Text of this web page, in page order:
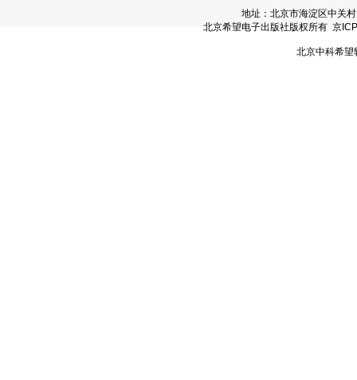
地址：北京市海淀区中关
北京希望电子出版社版权所有 京
北京中科希望